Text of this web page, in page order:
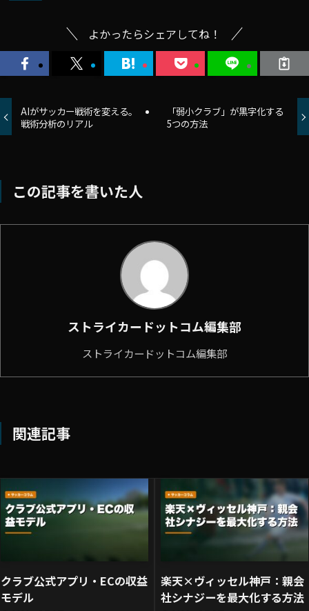
よかったらシェアしてね！
AIがサッカー戦術を変える。
戦術分析のリアル
「弱小クラブ」が黒字化する
5つの方法
この記事を書いた人
ストライカードットコム編集部
ストライカードットコム編集部
関連記事
クラブ公式アプリ・ECの収益
モデル
楽天×ヴィッセル神戸：親会
社シナジーを最大化する方法